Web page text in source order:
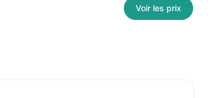
Voir les prix